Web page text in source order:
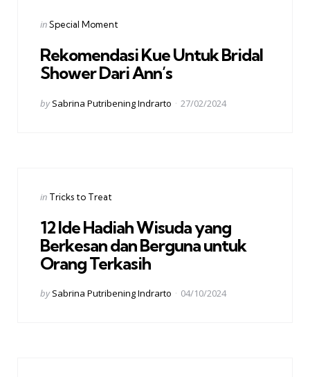
Categories
Posted
inSpecial Moment
Rekomendasi Kue Untuk Bridal
Shower Dari Ann’s
Posted
by Sabrina Putribening Indrarto 27/02/2024
Categories
Posted
in Tricks to Treat
12 Ide Hadiah Wisuda yang
Berkesan dan Berguna untuk
Orang Terkasih
Posted
by Sabrina Putribening Indrarto 04/10/2024